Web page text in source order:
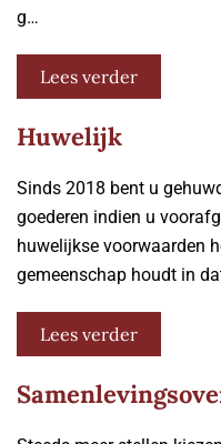
g…
Lees verder
Huwelijk
Sinds 2018 bent u
goederen indien u
huwelijkse voorwaarden
gemeenschap houdt in
Lees verder